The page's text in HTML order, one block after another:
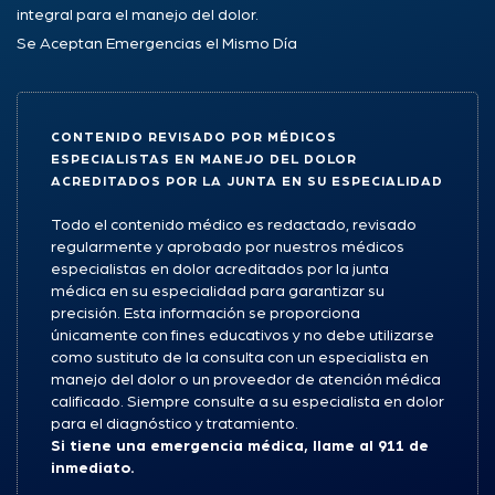
integral para el manejo del dolor.
Se Aceptan Emergencias el Mismo Día
CONTENIDO REVISADO POR MÉDICOS
ESPECIALISTAS EN MANEJO DEL DOLOR
ACREDITADOS POR LA JUNTA EN SU ESPECIALIDAD
Todo el contenido médico es redactado, revisado
regularmente y aprobado por nuestros médicos
especialistas en dolor acreditados por la junta
médica en su especialidad para garantizar su
precisión. Esta información se proporciona
únicamente con fines educativos y no debe utilizarse
como sustituto de la consulta con un especialista en
manejo del dolor o un proveedor de atención médica
calificado. Siempre consulte a su especialista en dolor
para el diagnóstico y tratamiento.
Si tiene una emergencia médica, llame al 911 de
inmediato.